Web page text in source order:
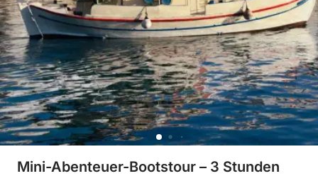
Mini-Abenteuer-Bootstour – 3 Stunden